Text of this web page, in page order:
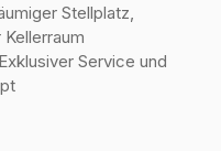
Stellplatz,
Exklusiver Service und